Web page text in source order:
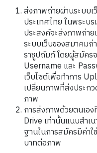
ส่งภาพถ่ายผ่านระบบ
ประเทศไทย ในพระบ
ประสงค์จะส่งภาพถ่าย
ระบบเว็บของสมาคม
ราชูปถัมภ์ โดยผู้สมัคร
Username และ
เว็บไซต์เพื่อทำการ
เปลี่ยนภาพที่ส่งประก
ภาพ
การส่งภาพด้วยตนเอ
Drive เท่านั้นแนบสำเ
ฐานในการสมัครมีค่าใ
บาทต่อภาพ